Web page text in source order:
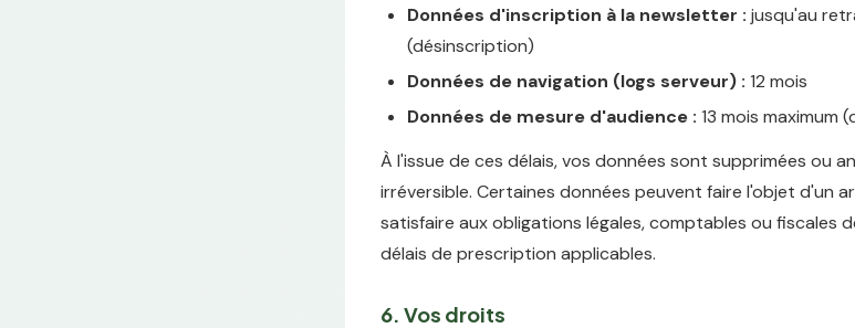
Données d'inscription à la newsletter : jusqu'au
(désinscription)
Données de navigation (logs serveur) : 12 mois
Données de mesure d'audience : 13 mois maximum
À l'issue de ces délais, vos données sont supprimées ou
irréversible. Certaines données peuvent faire l'objet d'un
satisfaire aux obligations légales, comptables ou fiscales
délais de prescription applicables.
6. Vos droits